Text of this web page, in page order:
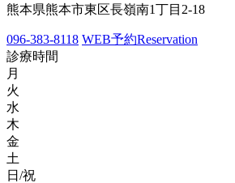
熊本県熊本市東区長嶺南1丁目2-18
096-383-8118 WEB予約Reservation
診療時間
月
火
水
木
金
土
日/祝